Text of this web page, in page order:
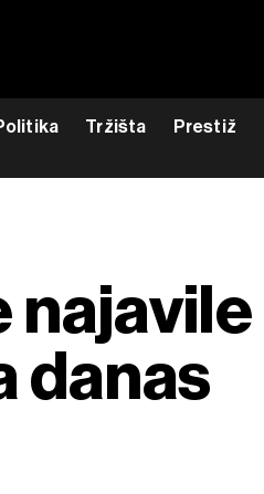
Tržišta Prestiž
danas